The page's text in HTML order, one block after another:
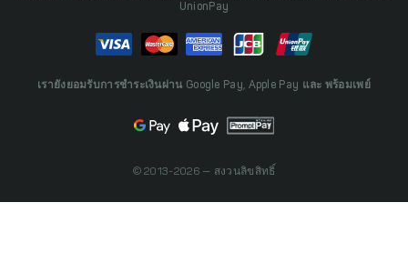
UnionPay
เรายังยอมรับการชำระเงินผ่าน Google Pay, Apple Pay และ พร้อมเพย์
© 2013-2026 — สงวนลิขสิทธิ์